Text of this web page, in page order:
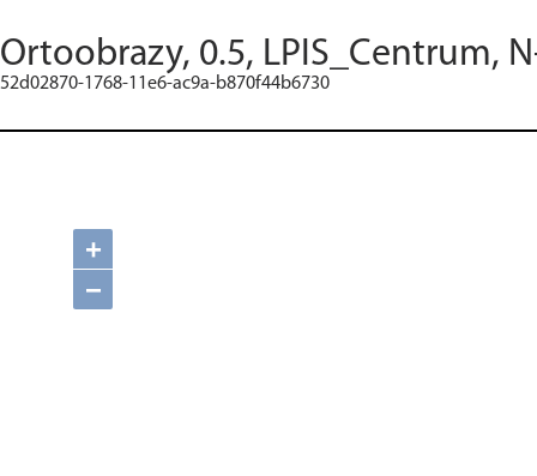
Ortoobrazy, 0.5, LPIS_Centrum,
52d02870-1768-11e6-ac9a-b870f44b6730
+
−